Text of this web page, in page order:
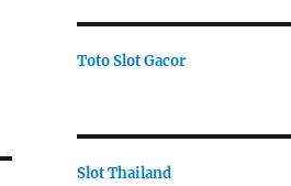
Toto Slot Gacor
Slot Thailand